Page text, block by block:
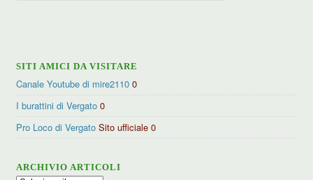
SITI AMICI DA VISITARE
Canale Youtube di mire2110 0
I burattini di Vergato 0
Pro Loco di Vergato Sito ufficiale 0
ARCHIVIO ARTICOLI